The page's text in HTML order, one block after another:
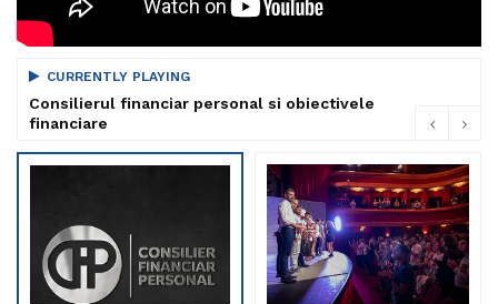
CURRENTLY PLAYING
Consilierul financiar personal si obiectivele
financiare